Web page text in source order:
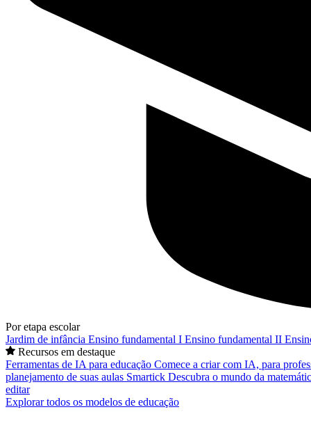
Por etapa escolar
Jardim de infância Ensino fundamental I Ensino fundamental II
Recursos em destaque
Ferramentas de IA para educação Comece a criar com IA, para
planejamento de suas aulas Smartick Descubra o mundo da
editar
Explorar todos os modelos de educação